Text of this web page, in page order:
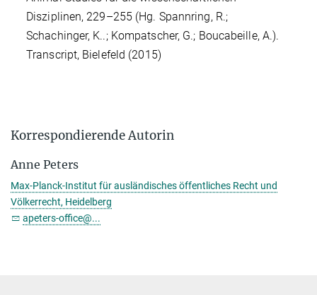
Disziplinen, 229–255 (Hg. Spannring, R.;
Schachinger, K..; Kompatscher, G.; Boucabeille, A.).
Transcript, Bielefeld (2015)
Korrespondierende Autorin
Anne Peters
Max-Planck-Institut für ausländisches öffentliches Recht und
Völkerrecht, Heidelberg
apeters-office@...